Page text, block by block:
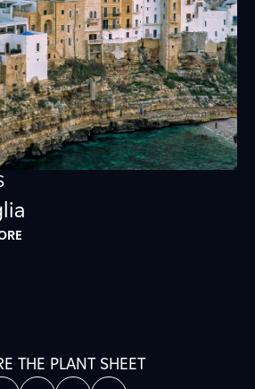
THE PLANT SHEET